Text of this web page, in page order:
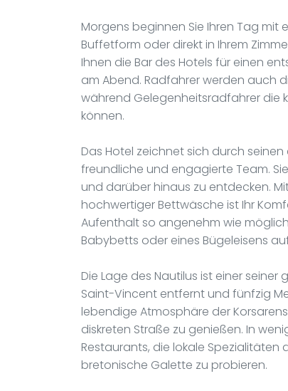
Morgens beginnen Sie Ihren Tag mit
Buffetform oder direkt in Ihrem
Ihnen die Bar des Hotels für einen
am Abend. Radfahrer werden auch
während Gelegenheitsradfahrer die
können.
Das Hotel zeichnet sich durch
freundliche und engagierte Team.
und darüber hinaus zu entdecken.
hochwertiger Bettwäsche ist Ihr
Aufenthalt so angenehm wie
Babybetts oder eines Bügeleisens
Die Lage des Nautilus ist einer
Saint-Vincent entfernt und fünfzig
lebendige Atmosphäre der
diskreten Straße zu genießen. In
Restaurants, die lokale
bretonische Galette zu probieren.